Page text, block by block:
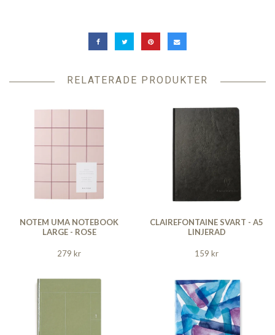
RELATERADE PRODUKTER
NOTEM UMA NOTEBOOK
LARGE - ROSE
279 kr
CLAIREFONTAINE SVART - A5
LINJERAD
159 kr